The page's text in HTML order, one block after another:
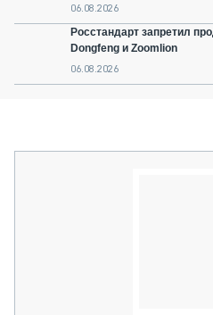
06.08.2026
Росстандарт запретил
Dongfeng и Zoomlion
06.08.2026